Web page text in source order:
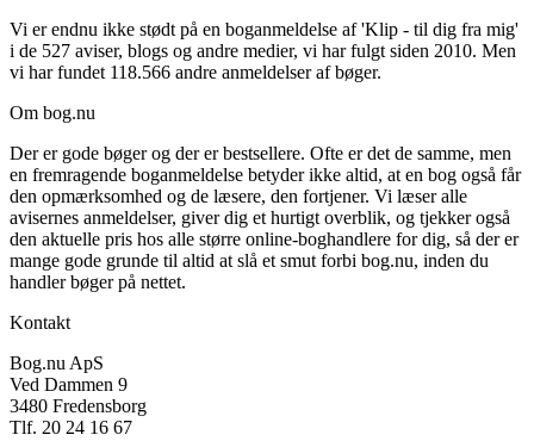
Format:Indbundet bog
Sider:72
ISBN:9788779052772
Forlag: Forlaget Klematis
Udgivet: 15. november 1999
Vi er endnu ikke stødt på en boganmeldelse af 'Klip - til dig fra mig'
i de 527 aviser, blogs og andre medier, vi har fulgt siden 2010. Men
vi har fundet 118.566 andre anmeldelser af bøger.
Om bog.nu
Der er gode bøger og der er bestsellere. Ofte er det de samme, men
en fremragende boganmeldelse betyder ikke altid, at en bog også får
den opmærksomhed og de læsere, den fortjener. Vi læser alle
avisernes anmeldelser, giver dig et hurtigt overblik, og tjekker også
den aktuelle pris hos alle større online-boghandlere for dig, så der er
mange gode grunde til altid at slå et smut forbi bog.nu, inden du
handler bøger på nettet.
Kontakt
Bog.nu ApS
Ved Dammen 9
3480 Fredensborg
Tlf. 20 24 16 67